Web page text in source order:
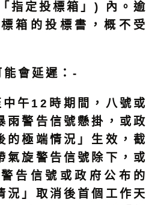
指定投標箱」) 內。逾
箱的投標書，概不受
會延遲：-
午12時期間，八號或
雨警告信號懸掛，或政
的極端情況」生效，截
氣旋警告信號除下，或
告信號或政府公布的
況」取消後首個工作天